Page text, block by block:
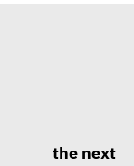
the next